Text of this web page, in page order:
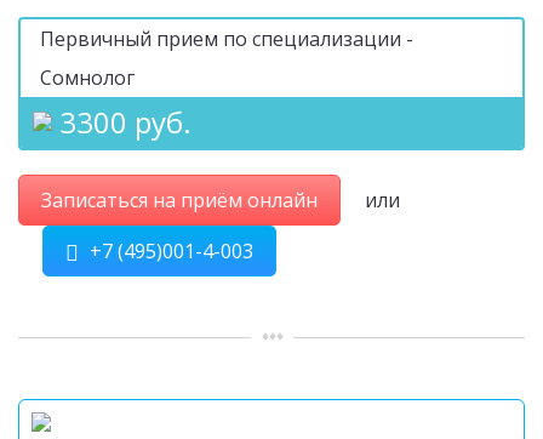
Первичный прием по специализации -
Сомнолог
3300 руб.
Записаться на приём онлайн
или
+7 (495)001-4-003